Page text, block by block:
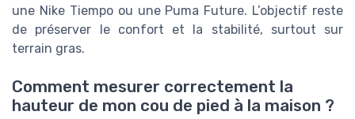
une Nike Tiempo ou une Puma Future. L’objectif reste
de préserver le confort et la stabilité, surtout sur
terrain gras.
Comment mesurer correctement la
hauteur de mon cou de pied à la maison ?